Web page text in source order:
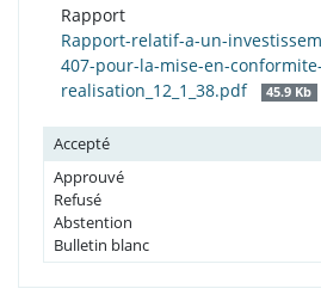
Rapport
Rapport-relatif-a-un-
407-pour-la-mise-en-
realisation_12_1_38.pdf
45.9 Kb
Accepté
Approuvé
Refusé
Abstention
Bulletin blanc